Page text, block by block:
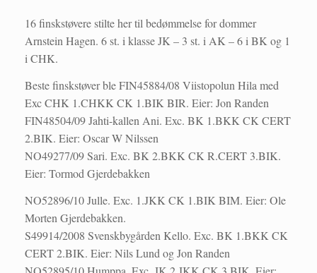
16 finskstøvere stilte her til bedømmelse for dommer
Arnstein Hagen. 6 st. i klasse JK – 3 st. i AK – 6 i BK og 1
i CHK.
Beste finskstøver ble FIN45884/08 Viistopolun Hila med
Exc CHK 1.CHKK CK 1.BIK BIR. Eier: Jon Randen
FIN48504/09 Jahti-kallen Ani. Exc. BK 1.BKK CK CERT
2.BIK. Eier: Oscar W Nilssen
NO49277/09 Sari. Exc. BK 2.BKK CK R.CERT 3.BIK.
Eier: Tormod Gjerdebakken
NO52896/10 Julle. Exc. 1.JKK CK 1.BIK BIM. Eier: Ole
Morten Gjerdebakken.
S49914/2008 Svenskbygården Kello. Exc. BK 1.BKK CK
CERT 2.BIK. Eier: Nils Lund og Jon Randen